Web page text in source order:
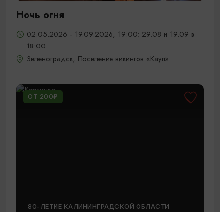
Ночь огня
02.05.2026 - 19.09.2026, 19:00; 29.08 и 19.09 в
18:00
Зеленоградск, Поселение викингов «Кауп»
ОТ 200₽
80-ЛЕТИЕ КАЛИНИНГРАДСКОЙ ОБЛАСТИ